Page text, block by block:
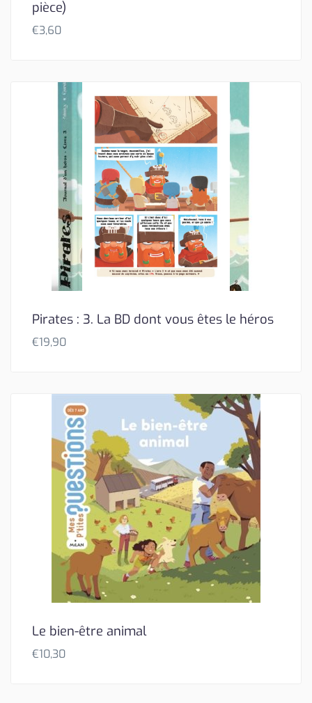
pièce)
€3,60
Pirates : 3. La BD dont vous êtes le héros
€19,90
Le bien-être animal
€10,30